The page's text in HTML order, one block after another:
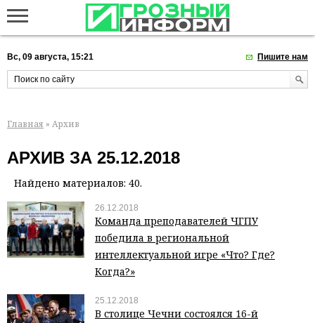
Вс, 09 августа, 15:21 Пишите нам
Главная » Архив
АРХИВ ЗА 25.12.2018
Найдено материалов: 40.
26.12.2018
Команда преподавателей ЧГПУ
победила в региональной
интеллектуальной игре «Что? Где?
Когда?»
25.12.2018
В столице Чечни состоялся 16-й